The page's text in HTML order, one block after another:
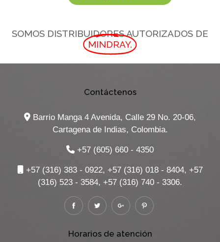
SOMOS DISTRIBUIDORES AUTORIZADOS DE
MINDRAY.
Contáctenos
Barrio Manga 4 Avenida, Calle 29 No. 20-06,
Cartagena de Indias, Colombia.
+57 (605) 660 - 4350
+57 (316) 383 - 0922, +57 (316) 018 - 8404, +57
(316) 523 - 3584, +57 (316) 740 - 3306.
Horarios de atención